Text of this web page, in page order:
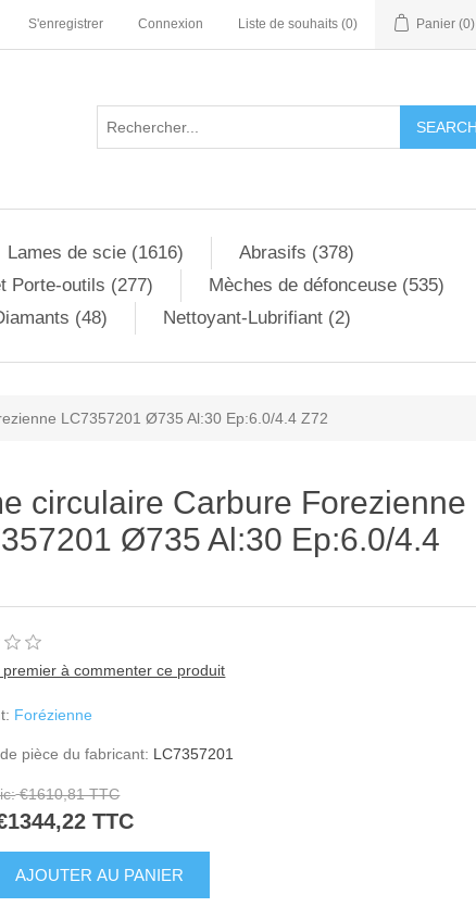
S'enregistrer Connexion Liste de souhaits (0) Panier (0)
Lames de scie (1616)
Abrasifs (378)
Porte-outils (277)
Mèches de défonceuse (535)
(48) Nettoyant-Lubrifiant (2)
LC7357201 Ø735 Al:30 Ep:6.0/4.4 Z72
circulaire Carbure Forezienne
Ø735 Al:30 Ep:6.0/4.4
premier à commenter ce produit
Forézienne
pièce du fabricant: LC7357201
€1610,81 TTC
TTC